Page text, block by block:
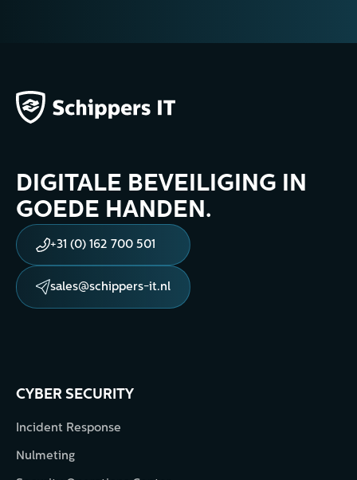
DIGITALE BEVEILIGING IN
GOEDE HANDEN.
+31 (0) 162 700 501
sales@schippers-it.nl
CYBER SECURITY
Incident Response
Nulmeting